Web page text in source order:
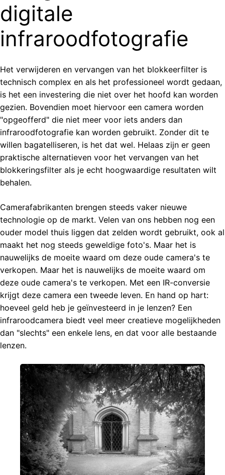
digitale
infraroodfotografie
Het verwijderen en vervangen van het blokkeerfilter is
technisch complex en als het professioneel wordt gedaan,
is het een investering die niet over het hoofd kan worden
gezien. Bovendien moet hiervoor een camera worden
"opgeofferd" die niet meer voor iets anders dan
infraroodfotografie kan worden gebruikt. Zonder dit te
willen bagatelliseren, is het dat wel. Helaas zijn er geen
praktische alternatieven voor het vervangen van het
blokkeringsfilter als je echt hoogwaardige resultaten wilt
behalen.
Camerafabrikanten brengen steeds vaker nieuwe
technologie op de markt. Velen van ons hebben nog een
ouder model thuis liggen dat zelden wordt gebruikt, ook al
maakt het nog steeds geweldige foto's. Maar het is
nauwelijks de moeite waard om deze oude camera's te
verkopen. Maar het is nauwelijks de moeite waard om
deze oude camera's te verkopen. Met een IR-conversie
krijgt deze camera een tweede leven. En hand op hart:
hoeveel geld heb je geïnvesteerd in je lenzen? Een
infraroodcamera biedt veel meer creatieve mogelijkheden
dan "slechts" een enkele lens, en dat voor alle bestaande
lenzen.